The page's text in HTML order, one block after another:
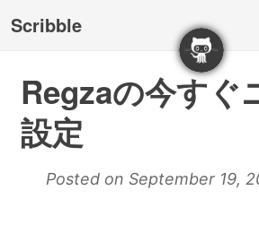
Scribble
Regzaの今すぐ
設定
Posted on September 19,